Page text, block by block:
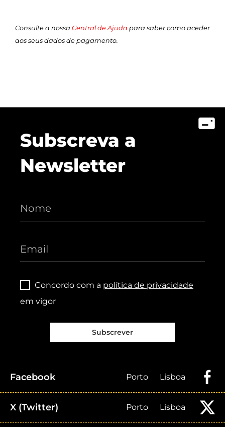
Consulte a nossa Central de Ajuda para saber como aceder
aos seus dados de pagamento.
Subscreva a
Newsletter
Concordo com a política de privacidade
em vigor
Subscrever
Facebook Porto Lisboa
X (Twitter) Porto Lisboa